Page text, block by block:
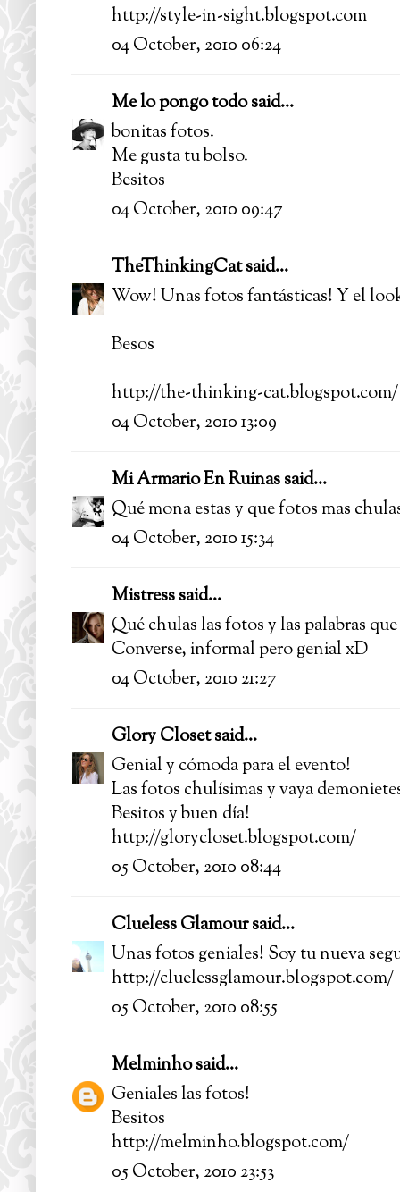
http://style-in-sight.blogspot.com
04 October, 2010 06:24
Me lo pongo todosaid...
bonitas fotos.
Me gusta tu bolso.
Besitos
04 October, 2010 09:47
TheThinkingCatsaid...
Wow! Unas fotos fantásticas! Y el
Besos
http://the-thinking-cat.blogspot.com/
04 October, 2010 13:09
Mi Armario En Ruinassaid...
Qué mona estas y que fotos mas
04 October, 2010 15:34
Mistresssaid...
Qué chulas las fotos y las palabras
Converse, informal pero genial xD
04 October, 2010 21:27
Glory Closetsaid...
Genial y cómoda para el evento!
Las fotos chulísimas y vaya
Besitos y buen día!
http://glorycloset.blogspot.com/
05 October, 2010 08:44
Clueless Glamoursaid...
Unas fotos geniales! Soy tu nueva
http://cluelessglamour.blogspot.com/
05 October, 2010 08:55
Melminhosaid...
Geniales las fotos!
Besitos
http://melminho.blogspot.com/
05 October, 2010 23:53